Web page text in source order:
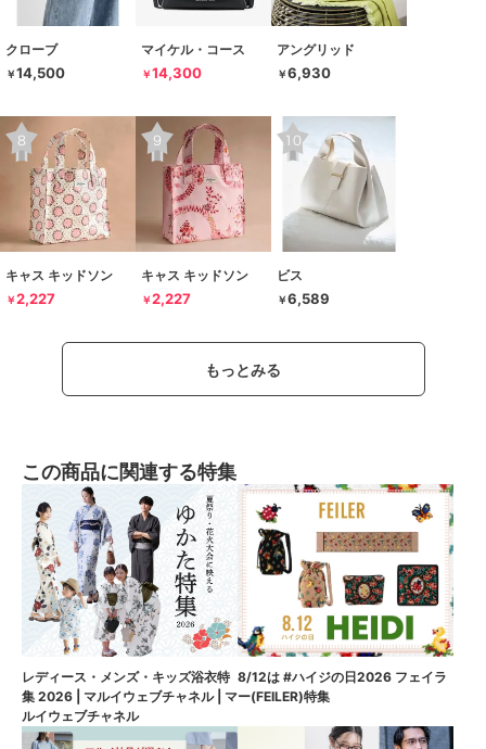
クローブ
￥14,500
マイケル・コース
￥14,300
アングリッド
￥6,930
キャス キッドソン
￥2,227
キャス キッドソン
￥2,227
ビス
￥6,589
もっとみる
この商品に関連する特集
レディース・メンズ・キッズ浴衣特
集 2026 | マルイウェブチャネル | マ
ルイウェブチャネル
8/12は #ハイジの日2026 フェイラ
ー(FEILER)特集